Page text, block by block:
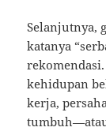
Selanjutnya,
katanya
kehidupan
kerja,